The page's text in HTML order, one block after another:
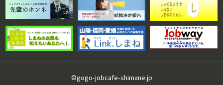
©gogo-jobcafe-shimane.jp